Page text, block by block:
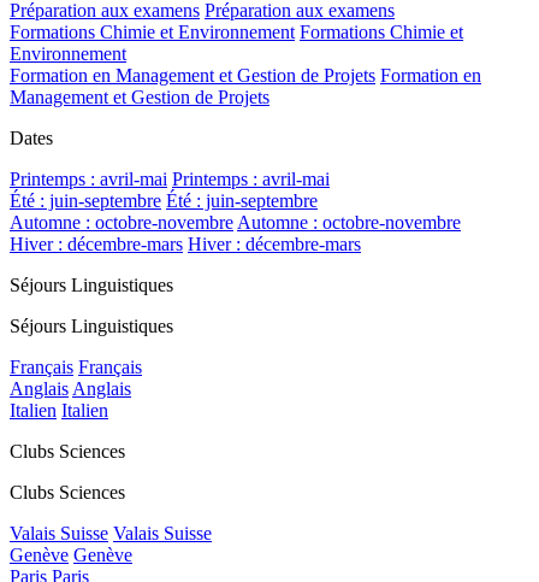
Préparation aux examens Préparation aux examens
Formations Chimie et Environnement Formations Chimie et
Environnement
Formation en Management et Gestion de Projets Formation en
Management et Gestion de Projets
Dates
Printemps : avril-mai Printemps : avril-mai
Été : juin-septembre Été : juin-septembre
Automne : octobre-novembre Automne : octobre-novembre
Hiver : décembre-mars Hiver : décembre-mars
Séjours Linguistiques
Séjours Linguistiques
Français Français
Anglais Anglais
Italien Italien
Clubs Sciences
Clubs Sciences
Valais Suisse Valais Suisse
Genève Genève
Paris Paris